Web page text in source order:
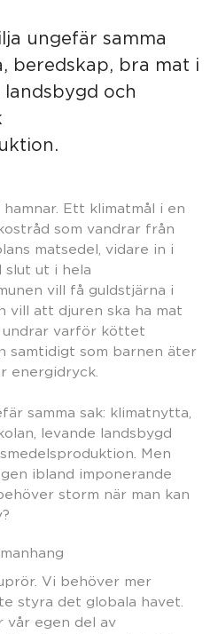
ungefär samma
beredskap, bra mat i
landsbygd och
Ett klimatmål i en
som vandrar från
matsedel, vidare in i
slut ut i hela
vill få guldstjärna i
vill att djuren ska ha mat
undrar varför köttet
samtidigt som barnen äter
energidryck.
samma sak: klimatnytta,
levande landsbygd
Men
ibland imponerande
storm när man kan
Vi behöver mer
styra det globala havet.
vår egen del av